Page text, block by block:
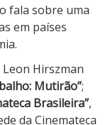
fala sobre uma
em países
Hirszman
Mutirão”;
Brasileira”,
da Cinemateca